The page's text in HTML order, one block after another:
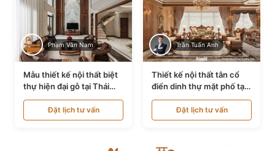
Phạm Văn Nam
Mẫu thiết kế nội thất biệt
thự hiện đại gỗ tại Thái
Bình NT9188719
Đặt lịch tư vấn
Trần Tuấn Anh
Thiết kế nội thất tân cổ
điển dinh thự mặt phố tại
Quảng Ninh NT24531
Đặt lịch tư vấn